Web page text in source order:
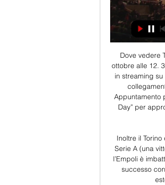
Dove vedere
ottobre alle 12.
in streaming
Appuntamento
Day” per
Inoltre il
Serie A (una
l’Empoli è
successo